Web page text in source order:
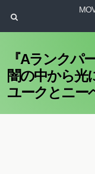
『Aランクパ
闇の中から光
ユークとニー